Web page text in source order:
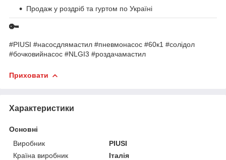
Продаж у роздріб та гуртом по Україні
🔑
#PIUSI #насосдлямастил #пневмонасос #60к1 #солідол
#бочковийнасос #NLGI3 #роздачамастил
Приховати
Характеристики
Основні
Виробник
PIUSI
Країна виробник
Італія